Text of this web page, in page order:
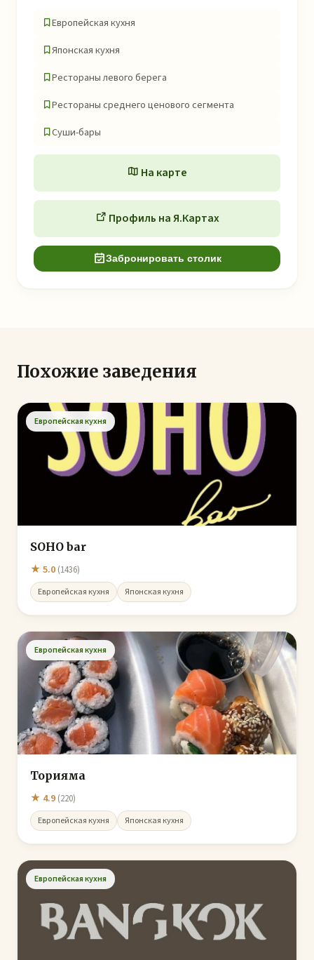
Европейская кухня
Японская кухня
Рестораны левого берега
Рестораны среднего ценового сегмента
Суши-бары
На карте
Профиль на Я.Картах
Забронировать столик
Похожие заведения
Европейская кухня
SOHO bar
★ 5.0 (1436)
Европейская кухня Японская кухня
Европейская кухня
Торияма
★ 4.9 (220)
Европейская кухня Японская кухня
Европейская кухня